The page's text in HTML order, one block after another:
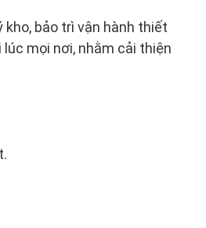
bảo trì vận hành thiết
mọi nơi, nhằm cải thiện